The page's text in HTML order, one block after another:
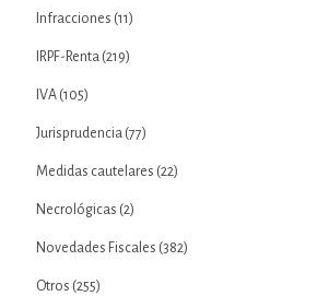
Infracciones (11)
IRPF-Renta (219)
IVA (105)
Jurisprudencia (77)
Medidas cautelares (22)
Necrológicas (2)
Novedades Fiscales (382)
Otros (255)